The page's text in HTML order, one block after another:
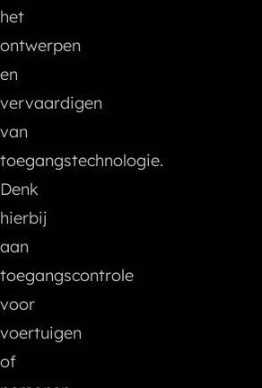
het
ontwerpen
en
vervaardigen
van
toegangstechnologie.
Denk
hierbij
aan
toegangscontrole
voor
voertuigen
of